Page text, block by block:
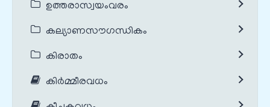
ഉത്തരാസ്വയംവരം
കല്യാണസൗഗന്ധികം
കിരാതം
കിർമ്മീരവധം